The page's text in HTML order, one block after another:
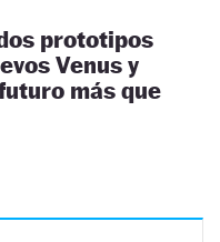
prototipos
Venus y
más que